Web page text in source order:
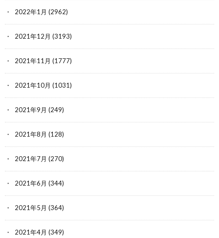
2022年1月 (2962)
2021年12月 (3193)
2021年11月 (1777)
2021年10月 (1031)
2021年9月 (249)
2021年8月 (128)
2021年7月 (270)
2021年6月 (344)
2021年5月 (364)
2021年4月 (349)